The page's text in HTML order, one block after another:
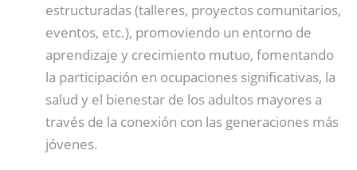
estructuradas (talleres, proyectos comunitarios,
eventos, etc.), promoviendo un entorno de
aprendizaje y crecimiento mutuo, fomentando
la participación en ocupaciones significativas, la
salud y el bienestar de los adultos mayores a
través de la conexión con las generaciones más
jóvenes.